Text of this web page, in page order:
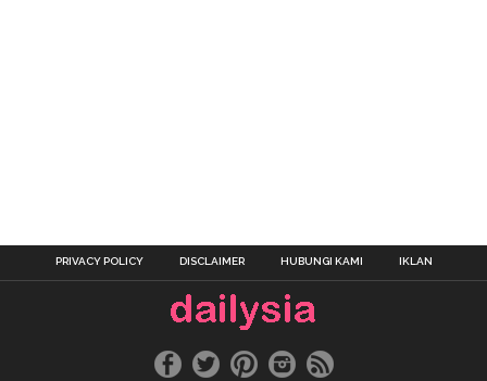
PRIVACY POLICY DISCLAIMER HUBUNGI KAMI IKLAN